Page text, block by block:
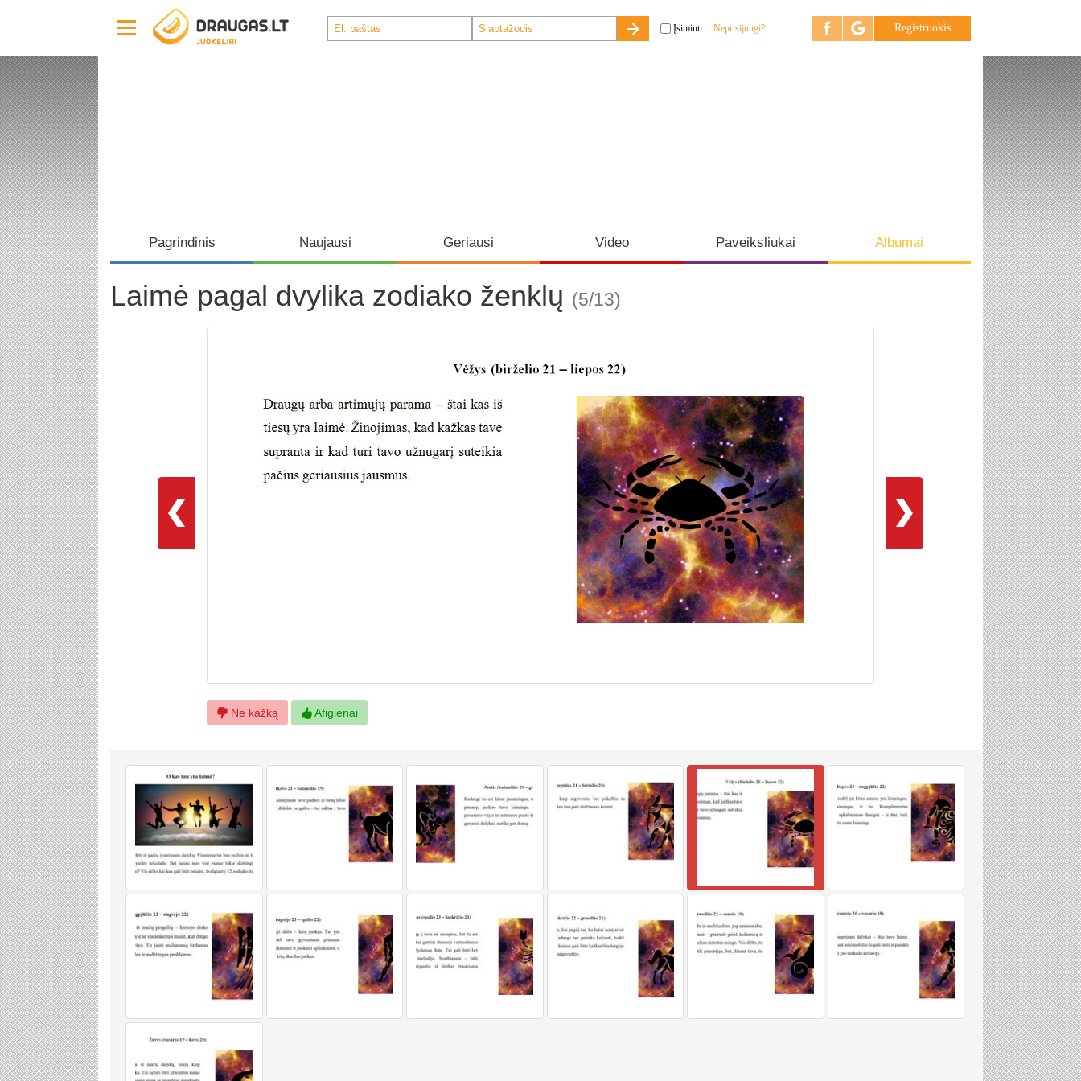
Įsiminti Neprisijungi? Registruokis
Pagrindinis Naujausi Geriausi Video Paveiksliukai Albumai
Laimė pagal dvylika zodiako ženklų (5/13)
Ne kažką Afigienai